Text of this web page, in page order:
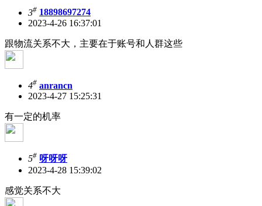
3# 18898697274
2023-4-26 16:37:01
跟物流关系不大，主要在于账号和人群这些
4# anrancn
2023-4-27 15:25:31
有一定的机率
5# 呀呀呀
2023-4-28 15:39:02
感觉关系不大